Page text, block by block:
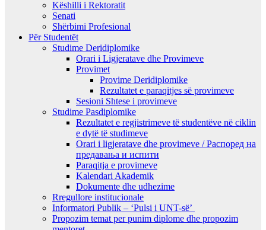
Këshilli i Rektoratit
Senati
Shërbimi Profesional
Për Studentët
Studime Deridiplomike
Orari i Ligjeratave dhe Provimeve
Provimet
Provime Deridiplomike
Rezultatet e paraqitjes së provimeve
Sesioni Shtese i provimeve
Studime Pasdiplomike
Rezultatet e regjistrimeve të studentëve në ciklin
e dytë të studimeve
Orari i ligjeratave dhe provimeve / Распоред на
предавањa и испити
Paraqitja e provimeve
Kalendari Akademik
Dokumente dhe udhezime
Rregullore institucionale
Informatori Publik – ‘Pulsi i UNT-së’
Propozim temat per punim diplome dhe propozim